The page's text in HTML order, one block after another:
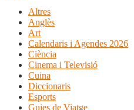
Altres
Anglès
Art
Calendaris i Agendes 2026
Ciència
Cinema i Televisió
Cuina
Diccionaris
Esports
Guies de Viatge